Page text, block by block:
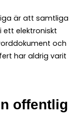
är att samtliga
ett elektroniskt
och
har aldrig varit
offentlig